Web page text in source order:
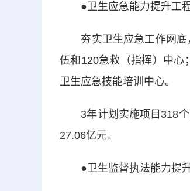
●卫生应急能力提升工
夯实卫生应急工作网底
伍和120急救（指挥）中心
卫生应急技能培训中心。
3年计划实施项目318个
27.06亿元。
●卫生监督执法能力提